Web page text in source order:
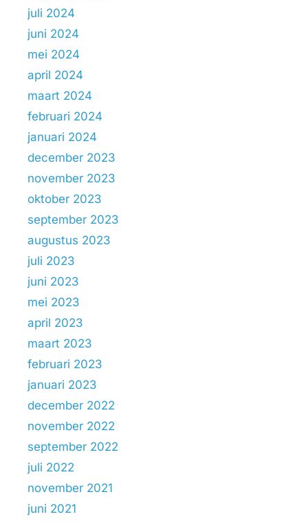
juli 2024
juni 2024
mei 2024
april 2024
maart 2024
februari 2024
januari 2024
december 2023
november 2023
oktober 2023
september 2023
augustus 2023
juli 2023
juni 2023
mei 2023
april 2023
maart 2023
februari 2023
januari 2023
december 2022
november 2022
september 2022
juli 2022
november 2021
juni 2021